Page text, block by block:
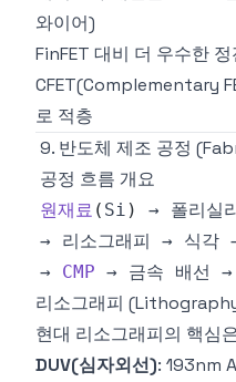
와이어)
FinFET 대비 더 우수한
CFET(Complementary
로 적층
9. 반도체 제조 공정
공정 흐름 개요
원재료 ( Si ) → 폴리실
→ 리소그래피 → 식각
→ CMP
리소그래피
현대 리소그래피의 핵심
DUV(심자외선): 193nm